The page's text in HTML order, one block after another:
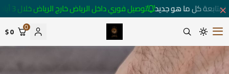
كل ما هو جديد توصيل فوري داخل الرياض خارج الرياض خلال 3 أيام 🚚
متجر ساعات رومانس
0
0 $